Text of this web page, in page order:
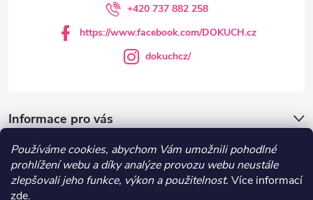
Používáme cookies, abychom Vám umožnili pohodlné
prohlížení webu a díky analýze provozu webu neustále
zlepšovali jeho funkce, výkon a použitelnost. Více informací
zde.
Informace pro vás
DOKUCH.cz
+420 737 882 258
https://www.facebook.com/DOKUCH.cz
dokuchcz/